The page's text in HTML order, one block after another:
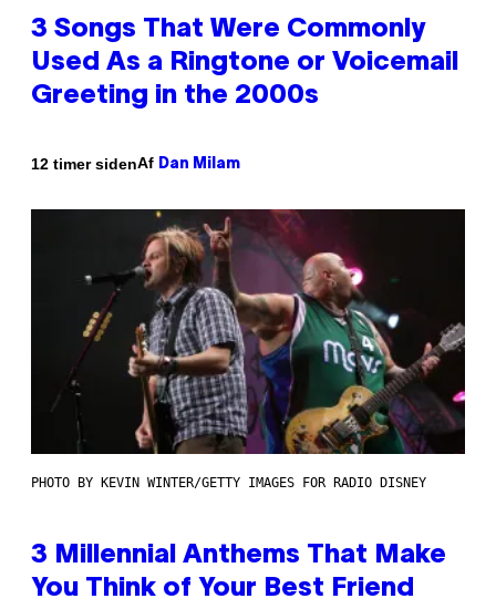
3 Songs That Were Commonly
Used As a Ringtone or Voicemail
Greeting in the 2000s
12 timer sidenAf Dan Milam
PHOTO BY KEVIN WINTER/GETTY IMAGES FOR RADIO DISNEY
3 Millennial Anthems That Make
You Think of Your Best Friend